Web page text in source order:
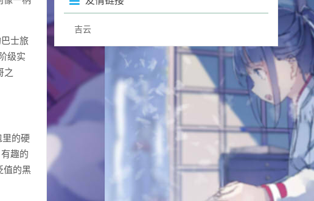
士旅
级实
之
的硬
趣的
值的黑
吉云